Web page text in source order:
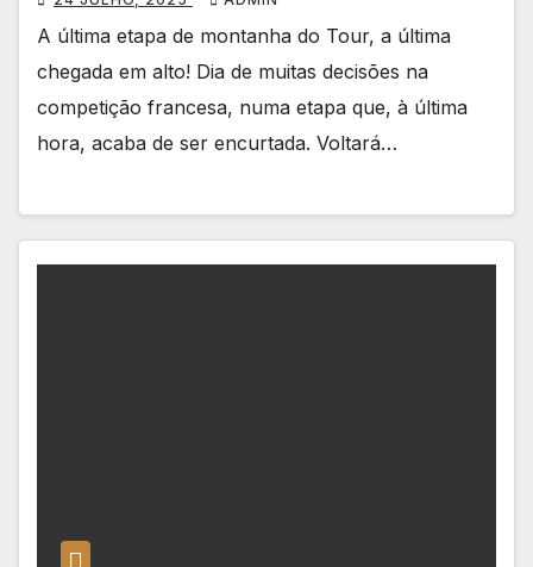
A última etapa de montanha do Tour, a última
chegada em alto! Dia de muitas decisões na
competição francesa, numa etapa que, à última
hora, acaba de ser encurtada. Voltará…